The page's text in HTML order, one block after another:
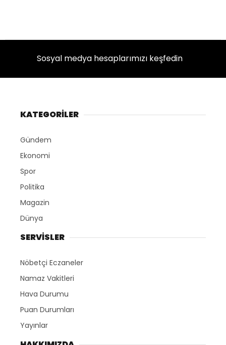
Sosyal medya hesaplarımızı keşfedin
KATEGORİLER
Gündem
Ekonomi
Spor
Politika
Magazin
Dünya
SERVİSLER
Nöbetçi Eczaneler
Namaz Vakitleri
Hava Durumu
Puan Durumları
Yayınlar